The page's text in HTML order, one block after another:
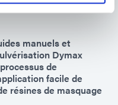
manuels et
Dymax
de
facile de
résines de masquage